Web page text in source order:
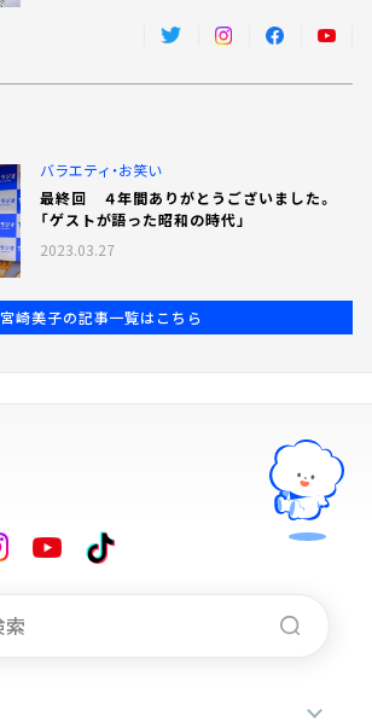
バラエティ・お笑い
最終回 ４年間ありがとうございました。
「ゲストが語った昭和の時代」
2023.03.27
宮崎美子の記事一覧はこちら